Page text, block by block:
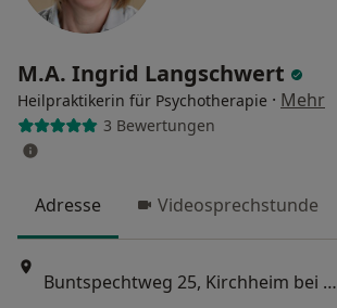
M.A. Ingrid Langschwert
Heilpraktikerin für Psychotherapie · Mehr
3 Bewertungen
Adresse Videosprechstunde
Buntspechtweg 25, Kirchheim bei München